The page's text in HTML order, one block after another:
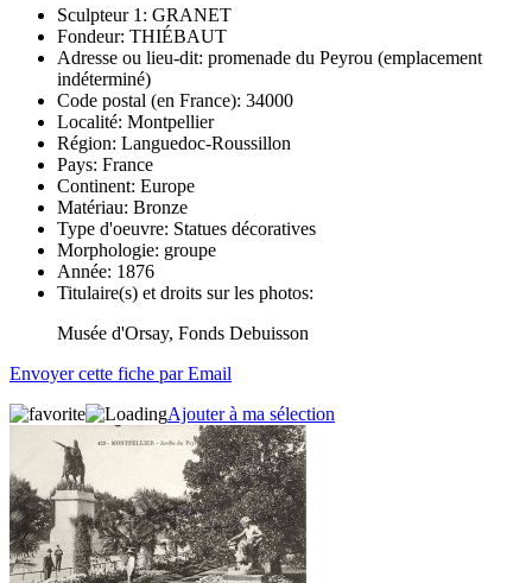
Sculpteur 1: GRANET
Fondeur: THIÉBAUT
Adresse ou lieu-dit: promenade du Peyrou (emplacement
indéterminé)
Code postal (en France): 34000
Localité: Montpellier
Région: Languedoc-Roussillon
Pays: France
Continent: Europe
Matériau: Bronze
Type d'oeuvre: Statues décoratives
Morphologie: groupe
Année: 1876
Titulaire(s) et droits sur les photos:
Musée d'Orsay, Fonds Debuisson
Envoyer cette fiche par Email
Ajouter à ma sélection